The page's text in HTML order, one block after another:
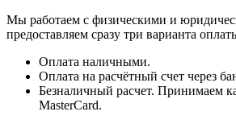
Мы работаем с физическими и
предоставляем сразу три варианта
Оплата наличными.
Оплата на расчётный счет через
Безналичный расчет. Принимаем
MasterCard.